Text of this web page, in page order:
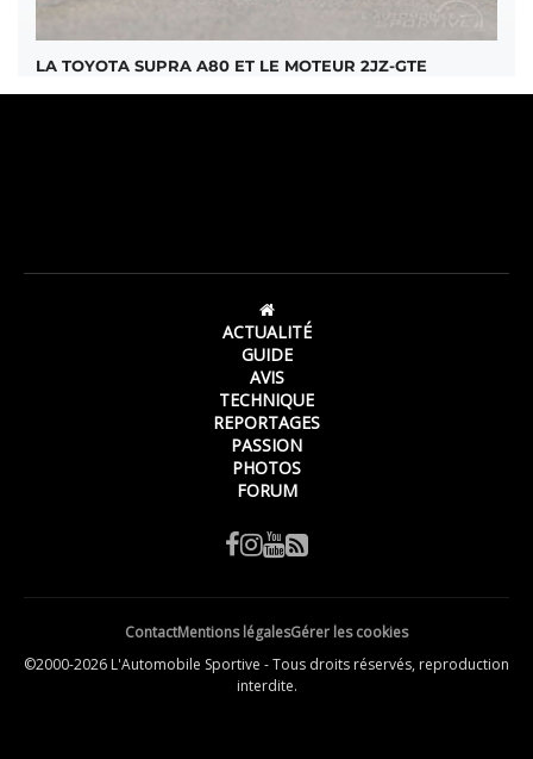
LA TOYOTA SUPRA A80 ET LE MOTEUR 2JZ-GTE
ACTUALITÉ
GUIDE
AVIS
TECHNIQUE
REPORTAGES
PASSION
PHOTOS
FORUM
ContactMentions légalesGérer les cookies
©2000-2026 L'Automobile Sportive - Tous droits réservés, reproduction
interdite.